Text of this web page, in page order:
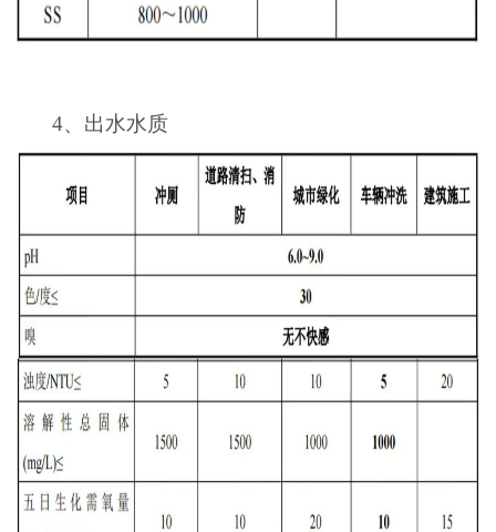
4、 出水水质